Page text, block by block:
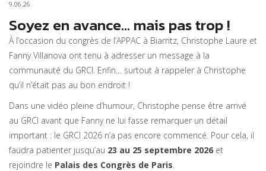
9.06.26
Soyez en avance... mais pas trop !
À l’occasion du congrès de l’APPAC à Biarritz, Christophe Laure et
Fanny Villanova ont tenu à adresser un message à la
communauté du GRCI. Enfin… surtout à rappeler à Christophe
qu’il n’était pas au bon endroit !
Dans une vidéo pleine d’humour, Christophe pense être arrivé
au GRCI avant que Fanny ne lui fasse remarquer un détail
important : le GRCI 2026 n’a pas encore commencé. Pour cela, il
faudra patienter jusqu’au 23 au 25 septembre 2026 et
rejoindre le Palais des Congrès de Paris.